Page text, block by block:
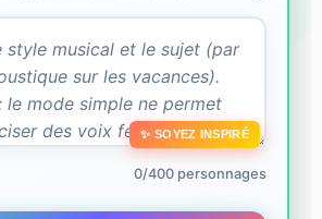
✨ SOYEZ INSPIRÉ
0/400 personnages